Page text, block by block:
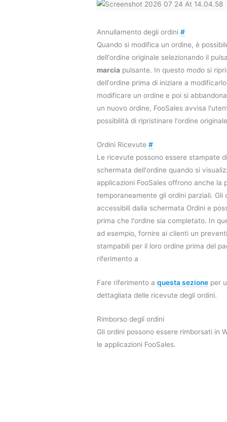
Annullamento degli ordini #
Quando si modifica un ordine, è
dell'ordine originale selezionando il
marcia pulsante. In questo modo si
dell'ordine prima di iniziare a
modificare un ordine e poi si
un nuovo ordine, FooSales avvisa
possibilità di ripristinare l'ordine
Ordini Ricevute #
Le ricevute possono essere stampate
schermata dell'ordine quando si
applicazioni FooSales offrono anche la
temporaneamente gli ordini parziali. Gli
accessibili dalla schermata Ordini e
prima che l'ordine sia completato. In
ad esempio, fornire ai clienti un
stampabili per il loro ordine prima del
riferimento a
Fare riferimento a questa sezione per
dettagliata delle ricevute degli ordini.
Rimborso degli ordini
Gli ordini possono essere rimborsati in
le applicazioni FooSales.